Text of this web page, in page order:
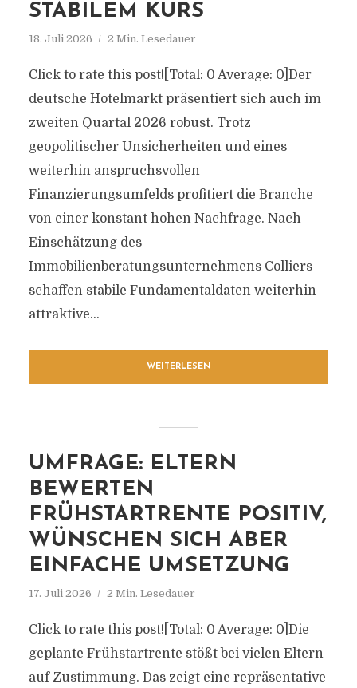
STABILEM KURS
18. Juli 2026 2 Min. Lesedauer
Click to rate this post![Total: 0 Average: 0]Der
deutsche Hotelmarkt präsentiert sich auch im
zweiten Quartal 2026 robust. Trotz
geopolitischer Unsicherheiten und eines
weiterhin anspruchsvollen
Finanzierungsumfelds profitiert die Branche
von einer konstant hohen Nachfrage. Nach
Einschätzung des
Immobilienberatungsunternehmens Colliers
schaffen stabile Fundamentaldaten weiterhin
attraktive...
WEITERLESEN
UMFRAGE: ELTERN
BEWERTEN
FRÜHSTARTRENTE POSITIV,
WÜNSCHEN SICH ABER
EINFACHE UMSETZUNG
17. Juli 2026 2 Min. Lesedauer
Click to rate this post![Total: 0 Average: 0]Die
geplante Frühstartrente stößt bei vielen Eltern
auf Zustimmung. Das zeigt eine repräsentative